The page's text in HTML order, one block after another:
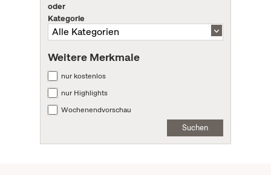
oder
Kategorie
Weitere Merkmale
nur kostenlos
nur Highlights
Wochenendvorschau
Suchen